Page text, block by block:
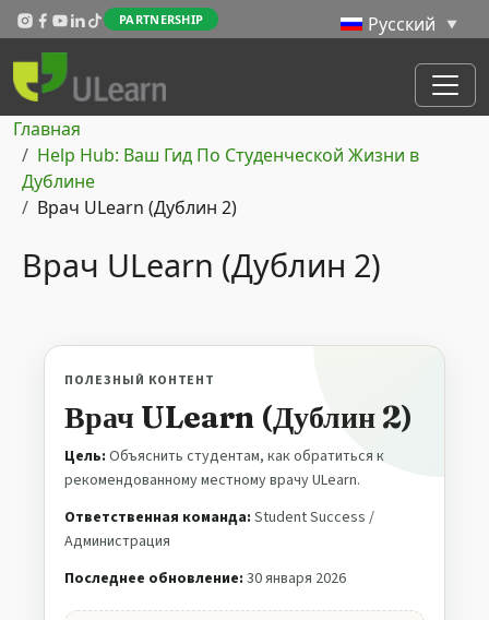
Перейти к основному содержанию
PARTNERSHIP
Строка навигации
Главная
Help Hub: Ваш Гид По Студенческой Жизни в
Дублине
Врач ULearn (Дублин 2)
Врач ULearn (Дублин 2)
ПОЛЕЗНЫЙ КОНТЕНТ
Врач ULearn (Дублин 2)
Цель: Объяснить студентам, как обратиться к
рекомендованному местному врачу ULearn.
Ответственная команда: Student Success /
Администрация
Последнее обновление: 30 января 2026